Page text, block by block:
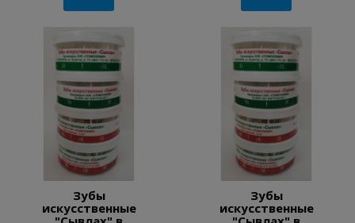
Зубы
искусственные
Зубы
искусственные